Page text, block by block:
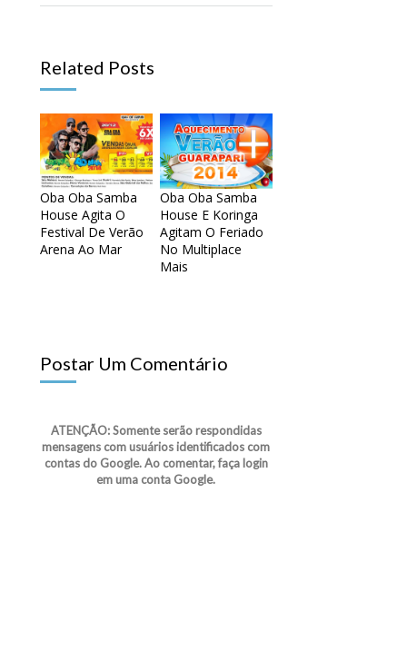
Related Posts
Oba Oba Samba
House Agita O
Festival De Verão
Arena Ao Mar
Oba Oba Samba
House E Koringa
Agitam O Feriado
No Multiplace
Mais
Postar Um Comentário
ATENÇÃO: Somente serão respondidas
mensagens com usuários identificados com
contas do Google. Ao comentar, faça login
em uma conta Google.